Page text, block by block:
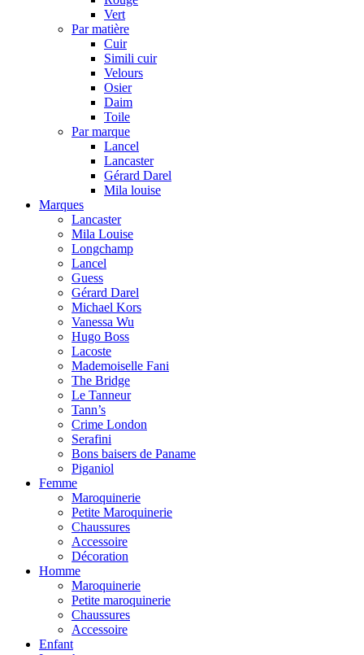
Vert
Par matière
Cuir
Simili cuir
Velours
Osier
Daim
Toile
Par marque
Lancel
Lancaster
Gérard Darel
Mila louise
Marques
Lancaster
Mila Louise
Longchamp
Lancel
Guess
Gérard Darel
Michael Kors
Vanessa Wu
Hugo Boss
Lacoste
Mademoiselle Fani
The Bridge
Le Tanneur
Tann’s
Crime London
Serafini
Bons baisers de Paname
Piganiol
Femme
Maroquinerie
Petite Maroquinerie
Chaussures
Accessoire
Décoration
Homme
Maroquinerie
Petite maroquinerie
Chaussures
Accessoire
Enfant